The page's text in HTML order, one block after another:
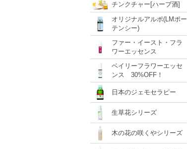
チンクチャー[ハーブ酒]
オリジナルアルポ(LMポー
テンシー)
ファー・イースト・フラ
ワーエッセンス
ベイリーフラワーエッセ
ンス 30%OFF！
日本のジェモセラピー
生草花シリーズ
木の花の咲くやシリーズ